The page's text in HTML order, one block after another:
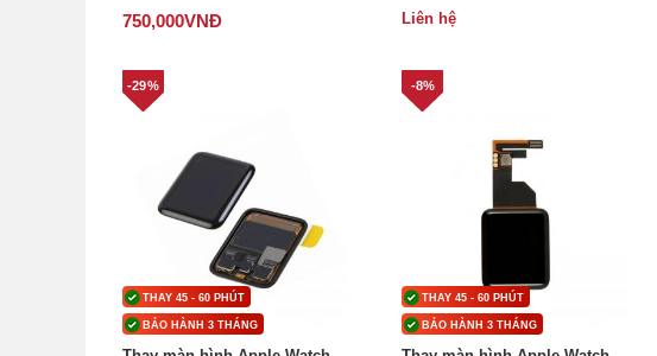
750,000VNĐ
Liên hệ
THAY 45 - 60 PHÚT
BẢO HÀNH 3 THÁNG
-29%
THAY 45 - 60 PHÚT
BẢO HÀNH 3 THÁNG
-8%